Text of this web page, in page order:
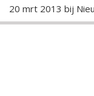
20 mrt 2013 bij